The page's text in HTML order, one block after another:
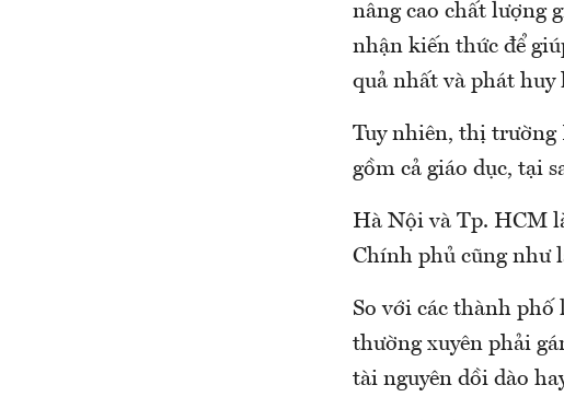
nâng cao chất lượng
nhận kiến thức để
quả nhất và phát huy
Tuy nhiên, thị trường
gồm cả giáo dục, tại
Hà Nội và Tp. HCM
Chính phủ cũng như
So với các thành
thường xuyên phải
tài nguyên dồi dào